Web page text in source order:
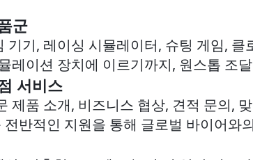
군
기, 레이싱 시뮬레이터, 슈팅 게임,
레이션 장치에 이르기까지, 원스톱 조
서비스
제품 소개, 비즈니스 협상, 견적 문의,
반적인 지원을 통해 글로벌 바이어와